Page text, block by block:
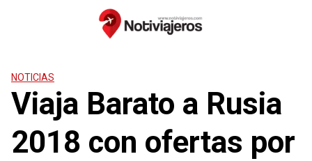
NOTICIAS
Viaja Barato a Rusia
2018 con ofertas por